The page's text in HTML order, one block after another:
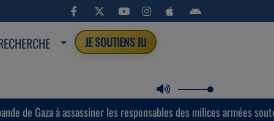
JE SOUTIENS RJ
les responsables des milices armées soutenues par Israël.